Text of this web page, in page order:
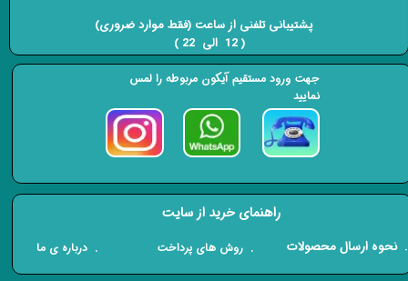
راهنمای خرید از سایت
​. نحوه ارسال محصولات . روش های پرداخت . درباره ی ما
​​​​​​​ پشتیبانی تلفنی از ساعت (فقط موارد ضروری)
( 12 الی 22 ) ​​​​​​​
جهت ورود مستقیم آیکون مربوطه را لمس
نمایید